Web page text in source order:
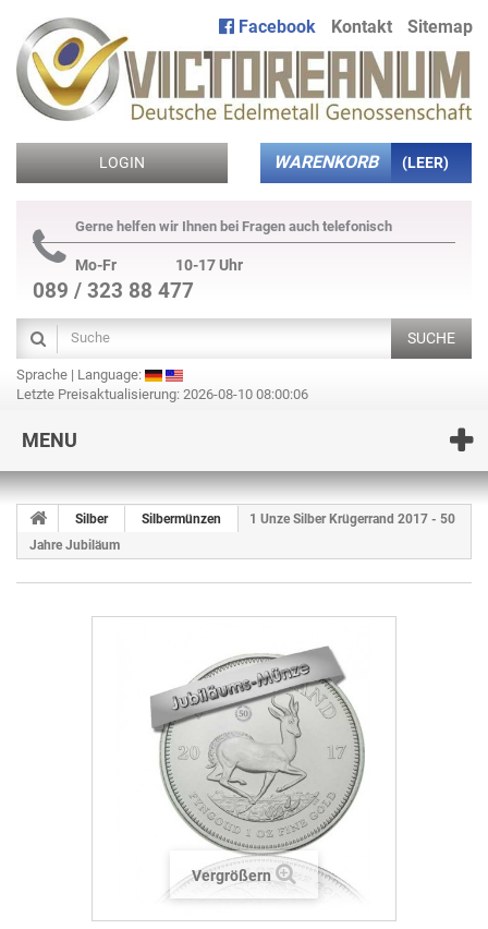
Facebook Kontakt Sitemap
LOGIN WARENKORB (LEER)
Gerne helfen wir Ihnen bei Fragen auch telefonisch
Mo-Fr 10-17 Uhr
089 / 323 88 477
SUCHE
Sprache | Language:
Letzte Preisaktualisierung: 2026-08-10 08:00:06
MENU
Silber Silbermünzen
1 Unze Silber Krügerrand 2017 - 50
Jahre Jubiläum
Vergrößern